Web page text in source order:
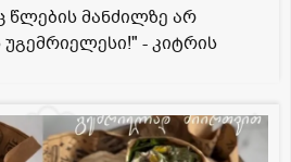
მანძილზე არ
- კიტრის